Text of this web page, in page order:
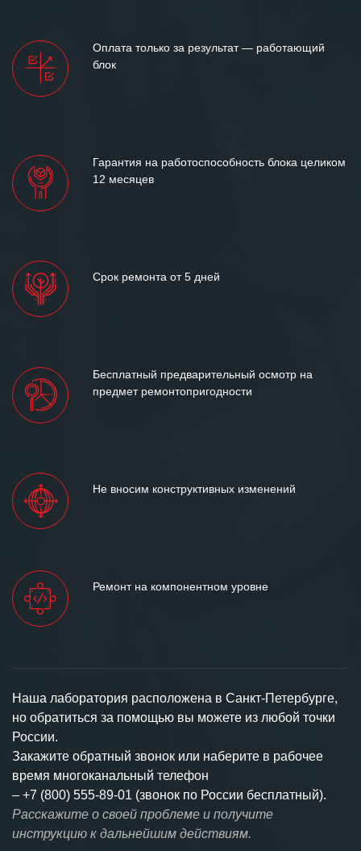
Оплата только за результат — работающий
блок
Гарантия на работоспособность блока целиком
12 месяцев
Срок ремонта от 5 дней
Бесплатный предварительный осмотр на
предмет ремонтопригодности
Не вносим конструктивных изменений
Ремонт на компонентном уровне
Наша лаборатория расположена в Санкт-Петербурге,
но обратиться за помощью вы можете из любой точки
России.
Закажите обратный звонок или наберите в рабочее
время многоканальный телефон
– +7 (800) 555-89-01 (звонок по России бесплатный).
Расскажите о своей проблеме и получите
инструкцию к дальнейшим действиям.